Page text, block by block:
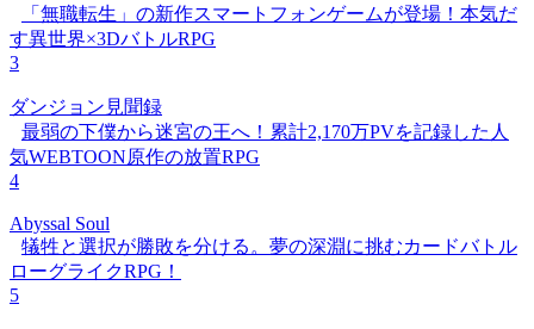
「無職転生」の新作スマートフォンゲームが登場！本気だ
す異世界×3DバトルRPG
3
ダンジョン見聞録
最弱の下僕から迷宮の王へ！累計2,170万PVを記録した人
気WEBTOON原作の放置RPG
4
Abyssal Soul
犠牲と選択が勝敗を分ける。夢の深淵に挑むカードバトル
ローグライクRPG！
5